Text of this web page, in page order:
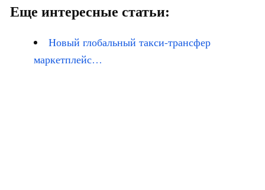
Еще интересные статьи:
Новый глобальный такси-трансфер
маркетплейс…